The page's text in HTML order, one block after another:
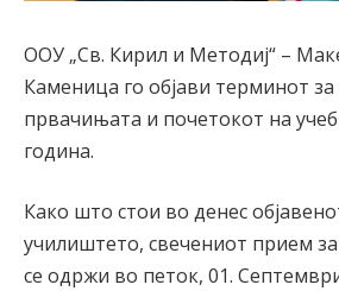
ООУ „Св. Кирил и Методиј“ –
Каменица го објави терминот
првачињата и почетокот на
година.
Како што стои во денес
училиштето, свечениот прием
се одржи во петок, 01.